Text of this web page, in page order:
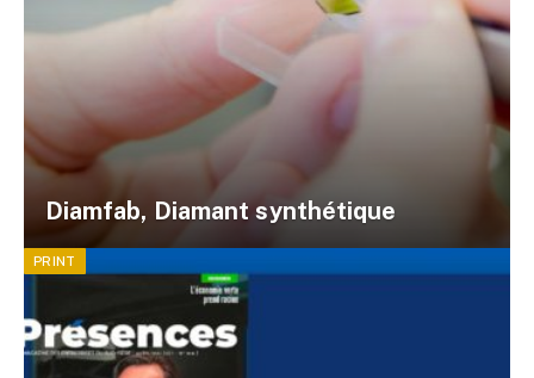
Diamfab, Diamant synthétique
PRINT